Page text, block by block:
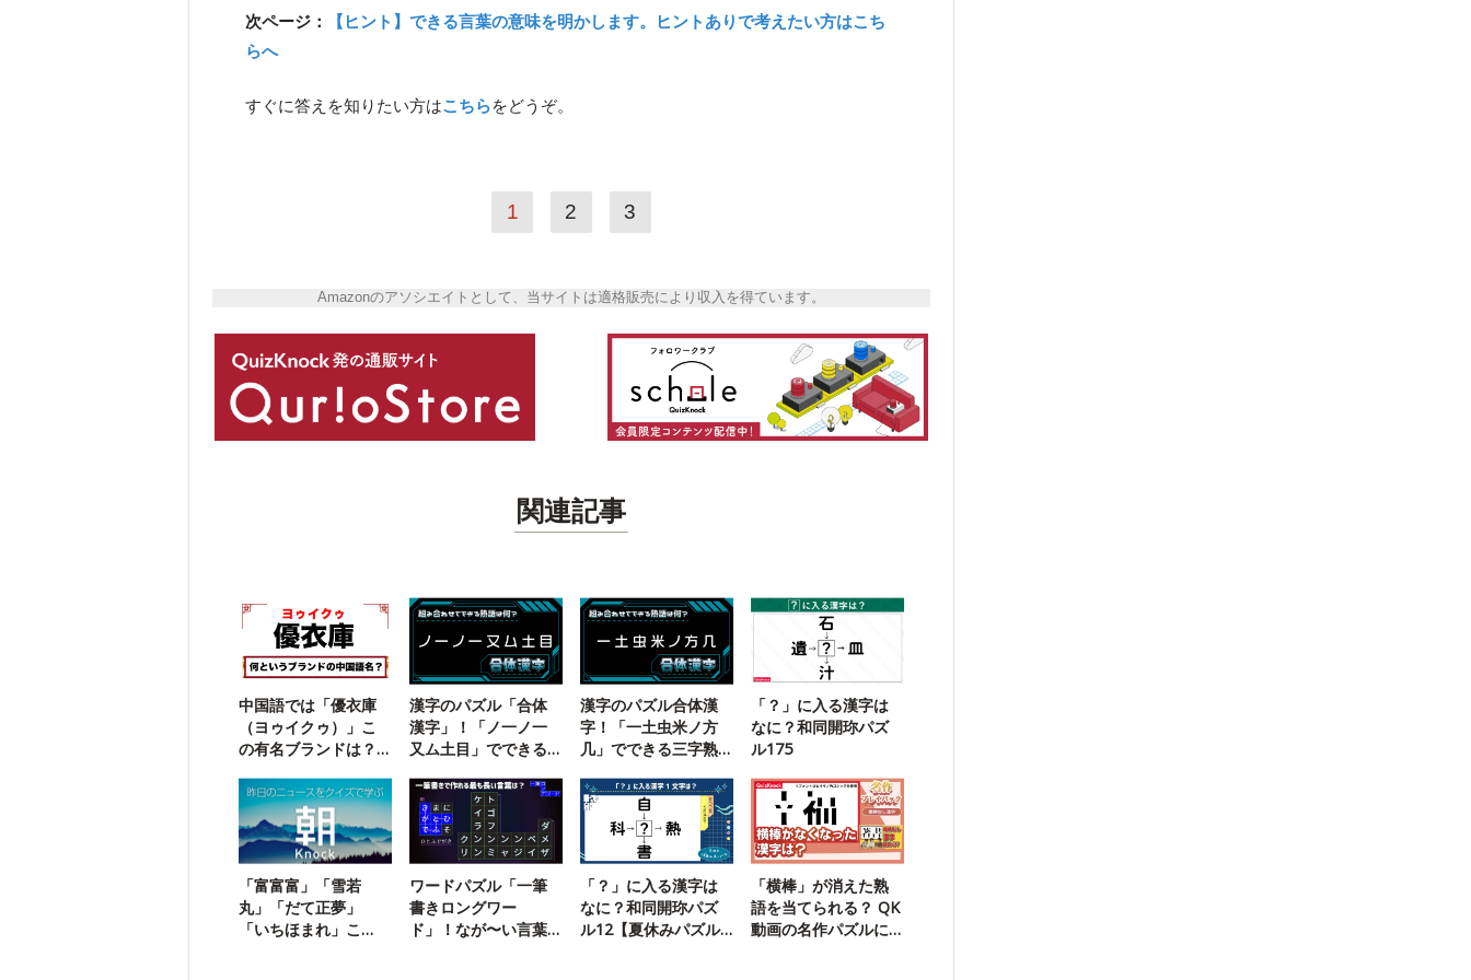
次ページ：
【ヒント】できる言葉の意味を明かします。ヒントありで考えたい方はこち
らへ
すぐに答えを知りたい方はこちらをどうぞ。
1 2 3
Amazonのアソシエイトとして、当サイトは適格販売により収入を得ています。
関連記事
中国語では「優衣庫
（ヨゥイクゥ）」こ
の有名ブランドは？
漢字のパズル「合体
漢字」！「ノ一ノ一
又ム土目」でできる
漢字のパズル合体漢
字！「一土虫米ノ方
几」でできる三字熟
「？」に入る漢字は
なに？和同開珎パズ
ル175
「富富富」「雪若
丸」「だて正夢」
「いちほまれ」こ
ワードパズル「一筆
書きロングワー
ド」！なが〜い言葉
「？」に入る漢字は
なに？和同開珎パズ
ル12【夏休みパズル
「横棒」が消えた熟
語を当てられる？ QK
動画の名作パズルに